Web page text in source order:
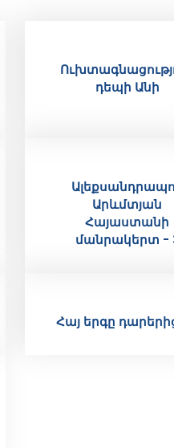
դեպի Անի
Արևմտյան
Հայաստանի
մանրակերտ -
Հայ երգը